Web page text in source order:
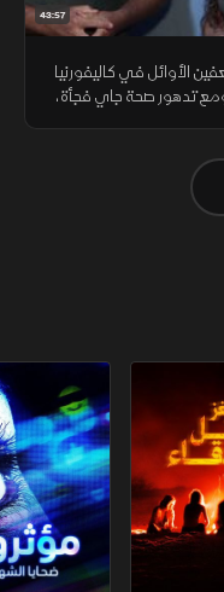
43:57
الأوائل في كاليفورنيا
تدهور صحة جاي فجأة،
مؤثرون..